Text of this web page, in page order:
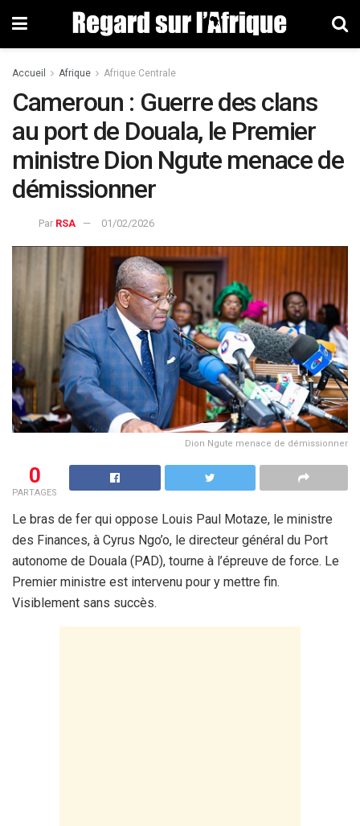
Accueil Afrique Afrique Centrale
Cameroun : Guerre des clans
au port de Douala, le Premier
ministre Dion Ngute menace de
démissionner
Par RSA 01/02/2026
Dion Ngute menace de démissionner
0
PARTAGES
Le bras de fer qui oppose Louis Paul Motaze, le ministre
des Finances, à Cyrus Ngo’o, le directeur général du Port
autonome de Douala (PAD), tourne à l’épreuve de force. Le
Premier ministre est intervenu pour y mettre fin.
Visiblement sans succès.